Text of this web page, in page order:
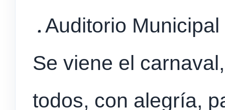
Auditorio Municipal
Se viene el
todos, con alegría,